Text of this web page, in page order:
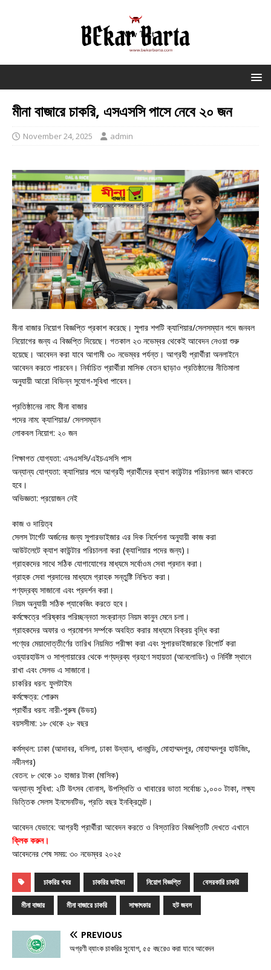
মীনা বাজারে চাকরি, এসএসসি পাসে নেবে ২০ জন
November 24, 2025 admin
মীনা বাজার নিয়োগ বিজ্ঞপ্তি প্রকাশ করেছে। সুপার শপটি ক্যাশিয়ার/সেলসম্যান পদে জনবল
নিয়োগের জন্য এ বিজ্ঞপ্তি দিয়েছে। গতকাল ২৩ নভেম্বর থেকেই আবেদন নেওয়া শুরু
হয়েছে। আবেদন করা যাবে আগামী ৩০ নভেম্বর পর্যন্ত। আগ্রহী প্রার্থীরা অনলাইনে
আবেদন করতে পারবেন। নির্বাচিত প্রার্থীরা মাসিক বেতন ছাড়াও প্রতিষ্ঠানের নীতিমালা
অনুযায়ী আরো বিভিন্ন সুযোগ-সুবিধা পাবেন।
প্রতিষ্ঠানের নাম: মীনা বাজার
পদের নাম: ক্যাশিয়ার/ সেলসম্যান
লোকবল নিয়োগ: ২০ জন
শিক্ষাগত যোগ্যতা: এসএসসি/এইচএসসি পাস
অন্যান্য যোগ্যতা: ক্যাশিয়ার পদে আগ্রহী প্রার্থীদের ক্যাশ কাউন্টার পরিচালনা জ্ঞান থাকতে
হবে।
অভিজ্ঞতা: প্রয়োজন নেই
কাজ ও দায়িত্ব
সেলস টার্গেট অর্জনের জন্য সুপারভাইজার এর দিক নির্দেশনা অনুযায়ী কাজ করা
আউটলেটে ক্যাশ কাউন্টার পরিচালনা করা (ক্যাশিয়ার পদের জন্য)।
গ্রাহকদের সাথে সঠিক যোগাযোগের মাধ্যমে সর্বোওম সেবা প্রদান করা।
গ্রাহক সেবা প্রদানের মাধ্যমে গ্রাহক সন্তুষ্টি নিশ্চিত করা।
পণ্যদ্রব্য সাজানো এবং প্রদর্শন করা।
নিয়ম অনুযায়ী সঠিক প্যাকেজিং করতে হবে।
কর্মক্ষেত্রে পরিষ্কার পরিচ্ছন্নতা সংক্রান্ত নিয়ম কানুন মেনে চলা।
গ্রাহকদের অফার ও প্রমোশন সর্ম্পকে অবহিত করার মাধ্যমে বিক্রয় বৃদ্ধি করা
পণ্যের মেয়াদোত্তীর্ণের তারিখ নিয়মিত পরীক্ষা করা এবং সুপারভাইজারকে রিপোর্ট করা
ওয়্যারহাউস ও সাপ্লায়ারের থেকে পণ্যদ্রব্য গ্রহণে সহায়তা (আনলোডিং) ও নির্দিষ্ট স্থানে
রাখা এবং সেলভ এ সাজানো।
চাকরির ধরন: ফুলটাইম
কর্মক্ষেত্র: শোরুম
প্রার্থীর ধরন: নারী-পুরুষ (উভয়)
বয়সসীমা: ১৮ থেকে ২৮ বছর
কর্মস্থল: ঢাকা (আদাবর, বসিলা, ঢাকা উদ্যান, ধানমন্ডি, মোহাম্মদপুর, মোহাম্মদপুর হাউজিং,
নবীনগর)
বেতন: ৮ থেকে ১০ হাজার টাকা (মাসিক)
অন্যান্য সুবিধা: ২টি উৎসব বোনাস, উপস্থিতি ও খাবারের ভাতা সর্বোচ্চ ১,০০০ টাকা, লক্ষ্য
ভিত্তিক সেলস ইনসেনটিভ, প্রতি বছর ইনক্রিমেন্ট।
আবেদন যেভাবে: আগ্রহী প্রার্থীরা আবেদন করতে ও বিস্তারিত বিজ্ঞপ্তিটি দেখতে এখানে
ক্লিক করুন।
আবেদনের শেষ সময়: ৩০ নভেম্বর ২০২৫
চাকরির খবর চাকরির ভাইভা নিয়োগ বিজ্ঞপ্তি বেসরকারি চাকরি
মীনা বাজার মীনা বাজারে চাকরি সাক্ষাৎকার হট জবস
PREVIOUS
অগ্রণী ব্যাংক চাকরির সুযোগ, ৫৫ বছরেও করা যাবে আবেদন